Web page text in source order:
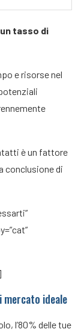
tasso di
e risorse nel
è un fattore
conclusione di
mercato ideale
l’80% delle tue